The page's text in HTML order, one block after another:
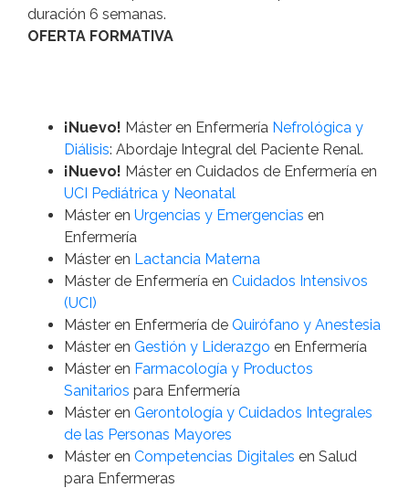
duración 6 semanas.
OFERTA FORMATIVA
¡Nuevo! Máster en Enfermería Nefrológica y
Diálisis: Abordaje Integral del Paciente Renal.
¡Nuevo! Máster en Cuidados de Enfermería en
UCI Pediátrica y Neonatal
Máster en Urgencias y Emergencias en
Enfermería
Máster en Lactancia Materna
Máster de Enfermería en Cuidados Intensivos
(UCI)
Máster en Enfermería de Quirófano y Anestesia
Máster en Gestión y Liderazgo en Enfermería
Máster en Farmacología y Productos
Sanitarios para Enfermería
Máster en Gerontología y Cuidados Integrales
de las Personas Mayores
Máster en Competencias Digitales en Salud
para Enfermeras